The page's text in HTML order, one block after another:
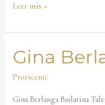
Leer más »
Gina
Proescenic
Gina Berlanga Bailarina
Gina